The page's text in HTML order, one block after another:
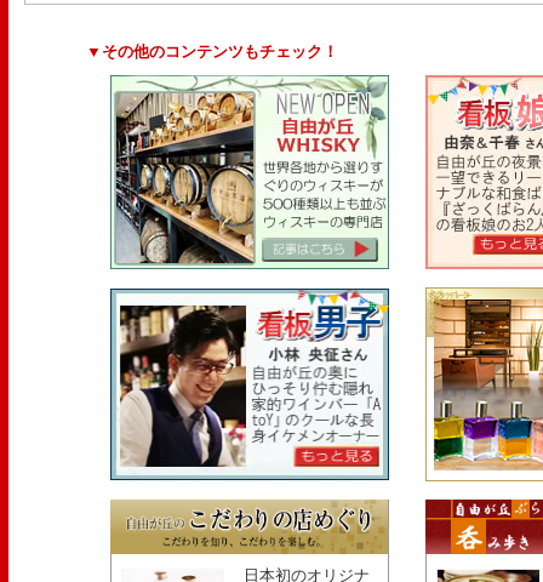
▼その他のコンテンツもチェック！
日本初のオリジナ